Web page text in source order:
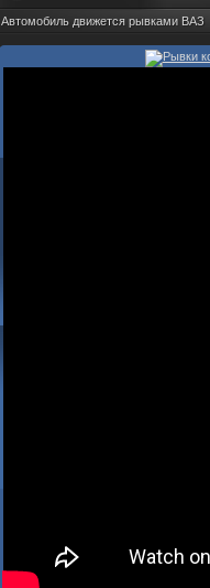
Автомобиль движется рывками ВАЗ
Дата: 07.08.2026
Просмотров: 649